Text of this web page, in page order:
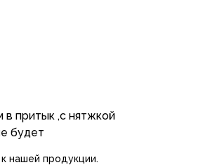
в притык ,с нятжкой
будет
нашей продукции.